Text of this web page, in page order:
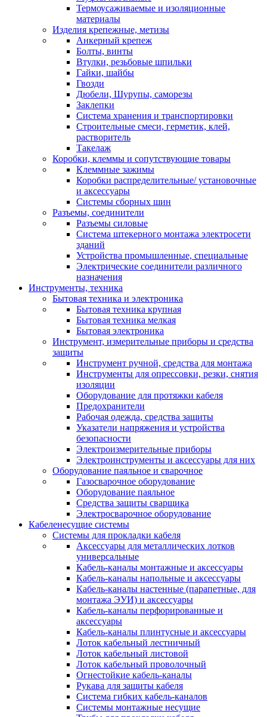
Термоусаживаемые и изоляционные
материалы
Изделия крепежные, метизы
Анкерный крепеж
Болты, винты
Втулки, резьбовые шпильки
Гайки, шайбы
Гвозди
Дюбели, Шурупы, саморезы
Заклепки
Система хранения и транспортировки
Строительные смеси, герметик, клей,
растворитель
Такелаж
Коробки, клеммы и сопутствующие товары
Клеммные зажимы
Коробки распределительные/ установочные
и аксессуары
Системы сборных шин
Разъемы, соединители
Разъемы силовые
Система штекерного монтажа электросети
зданий
Устройства промышленные, специальные
Электрические соединители различного
назначения
Инструменты, техника
Бытовая техника и электроника
Бытовая техника крупная
Бытовая техника мелкая
Бытовая электроника
Инструмент, измерительные приборы и средства
защиты
Инструмент ручной, средства для монтажа
Инструменты для опрессовки, резки, снятия
изоляции
Оборудование для протяжки кабеля
Предохранители
Рабочая одежда, средства защиты
Указатели напряжения и устройства
безопасности
Электроизмерительные приборы
Электроинструменты и аксессуары для них
Оборудование паяльное и сварочное
Газосварочное оборудование
Оборудование паяльное
Средства защиты сварщика
Электросварочное оборудование
Кабеленесущие системы
Системы для прокладки кабеля
Аксессуары для металлических лотков
универсальные
Кабель-каналы монтажные и аксессуары
Кабель-каналы напольные и аксессуары
Кабель-каналы настенные (парапетные, для
монтажа ЭУИ) и аксессуары
Кабель-каналы перфорированные и
аксессуары
Кабель-каналы плинтусные и аксессуары
Лоток кабельный лестничный
Лоток кабельный листовой
Лоток кабельный проволочный
Огнестойкие кабель-каналы
Рукава для защиты кабеля
Система гибких кабель-каналов
Системы монтажные несущие